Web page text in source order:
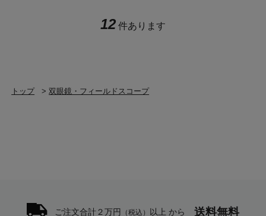
12 件あります
トップ >双眼鏡・フィールドスコープ
ご注文合計２万円 （税込） 以上 から 送料無料